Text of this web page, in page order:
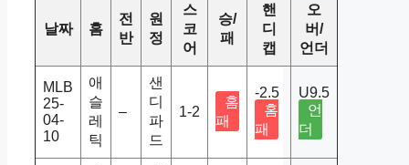
날짜 홈
전
반
원
정
스
코
어
승/
패
핸
디
캡
오
버/
언더
MLB
25-
04-
10
애
슬
레
틱
–
샌
디
파
드
1-2
홈
패
-2.5
홈
패
U9.5
언
더